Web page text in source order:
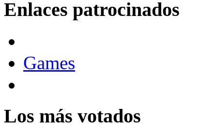
Enlaces patrocinados
Games
Los más votados